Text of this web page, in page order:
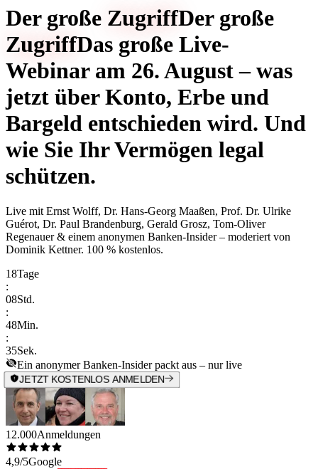
Der große ZugriffDer große
ZugriffDas große Live-
Webinar am 26. August – was
jetzt über Konto, Erbe und
Bargeld entschieden wird. Und
wie Sie Ihr Vermögen legal
schützen.
Live mit Ernst Wolff, Dr. Hans-Georg Maaßen, Prof. Dr. Ulrike
Guérot, Dr. Paul Brandenburg, Gerald Grosz, Tom-Oliver
Regenauer & einem anonymen Banken-Insider– moderiert von
Dominik Kettner. 100 % kostenlos.
18Tage
:
08Std.
:
48Min.
:
35Sek.
Ein anonymer Banken-Insider packt aus – nur live
JETZT KOSTENLOS ANMELDEN
12.000Anmeldungen
4,9/5Google